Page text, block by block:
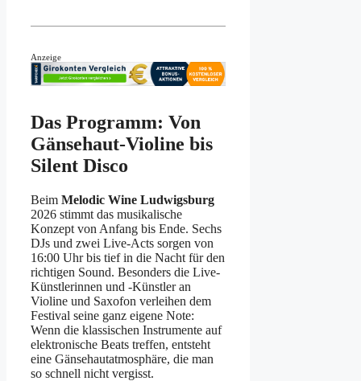
Anzeige
Das Programm: Von
Gänsehaut-Violine bis
Silent Disco
Beim Melodic Wine Ludwigsburg
2026 stimmt das musikalische
Konzept von Anfang bis Ende. Sechs
DJs und zwei Live-Acts sorgen von
16:00 Uhr bis tief in die Nacht für den
richtigen Sound. Besonders die Live-
Künstlerinnen und -Künstler an
Violine und Saxofon verleihen dem
Festival seine ganz eigene Note:
Wenn die klassischen Instrumente auf
elektronische Beats treffen, entsteht
eine Gänsehautatmosphäre, die man
so schnell nicht vergisst.